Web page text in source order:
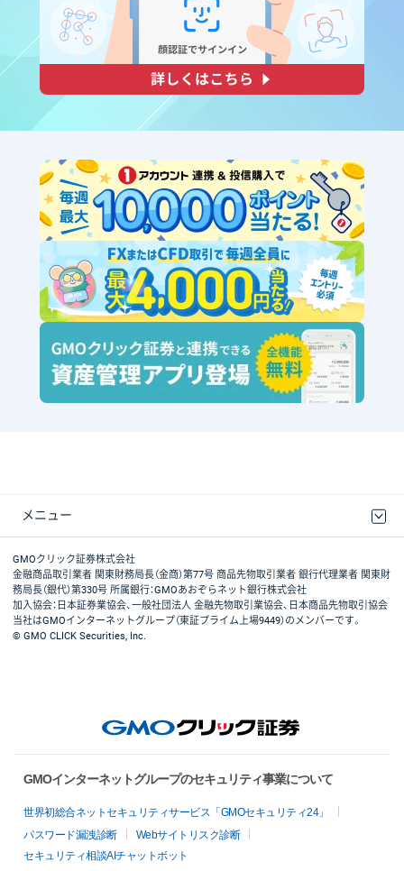
メニュー
取引規程・約款
最良執行方針
ディスクレイマー
リスク説明
GMOクリック証券ホームページ
GMOクリック証券株式会社
金融商品取引業者 関東財務局長（金商）第77号 商品先物取引業者 銀行代理業者 関東財
務局長（銀代）第330号 所属銀行：GMOあおぞらネット銀行株式会社
加入協会：日本証券業協会、一般社団法人 金融先物取引業協会、日本商品先物取引協会
当社はGMOインターネットグループ（東証プライム上場9449）のメンバーです。
© GMO CLICK Securities, Inc.
GMOインターネットグループのセキュリティ事業について
世界初総合ネットセキュリティサービス「GMOセキュリティ24」
パスワード漏洩診断
Webサイトリスク診断
セキュリティ相談AIチャットボット